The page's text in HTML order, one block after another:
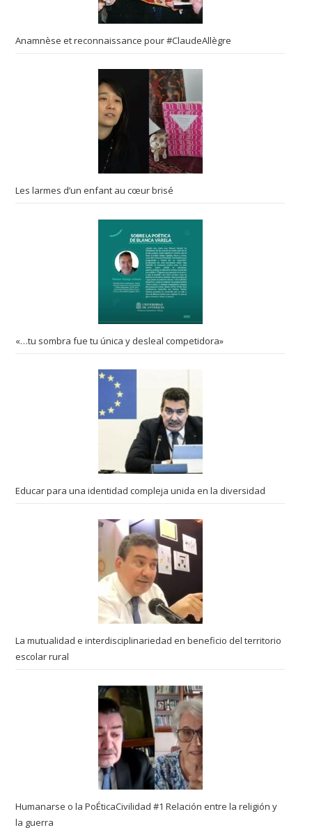
Anamnèse et reconnaissance pour #ClaudeAllègre
Les larmes d’un enfant au cœur brisé
«…tu sombra fue tu única y desleal competidora»
Educar para una identidad compleja unida en la diversidad
La mutualidad e interdisciplinariedad en beneficio del territorio
escolar rural
Humanarse o la PoÉticaCivilidad #1 Relación entre la religión y
la guerra